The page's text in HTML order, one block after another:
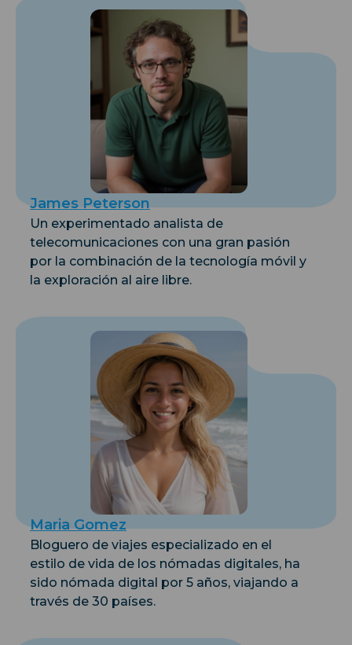
James Peterson
Un experimentado analista de
telecomunicaciones con una gran pasión
por la combinación de la tecnología móvil y
la exploración al aire libre.
Maria Gomez
Bloguero de viajes especializado en el
estilo de vida de los nómadas digitales, ha
sido nómada digital por 5 años, viajando a
través de 30 países.